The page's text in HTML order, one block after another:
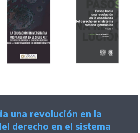
una revolución en la
derecho en el sistema